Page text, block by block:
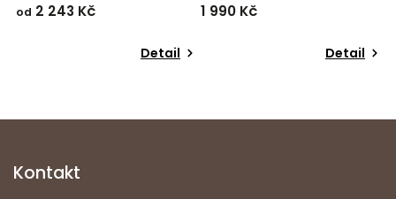
od 2 243 Kč
Detail
1 990 Kč
Detail
Kontakt